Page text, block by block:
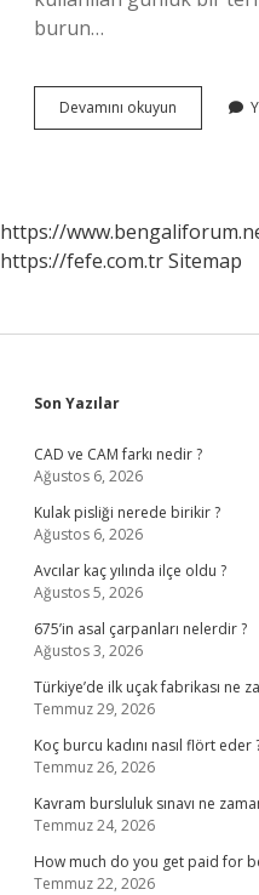
burun…
Devamını okuyun
Burun
https://
https://fefe.com.trSitemap
Sidebar
Son Yazılar
CAD ve CAM farkı nedir ?
Ağustos 6, 2026
Kulak pisliği nerede birikir ?
Ağustos 6, 2026
Avcılar kaç yılında ilçe oldu ?
Ağustos 5, 2026
675’in asal çarpanları nelerdir ?
Ağustos 3, 2026
Türkiye’de ilk uçak fabrikası ne
Temmuz 29, 2026
Koç burcu kadını nasıl flört eder
Temmuz 26, 2026
Kavram bursluluk sınavı ne
Temmuz 24, 2026
How much do you get paid for
Temmuz 22, 2026